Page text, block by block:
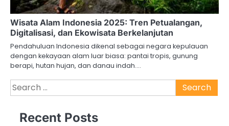
Wisata Alam Indonesia 2025: Tren Petualangan,
Digitalisasi, dan Ekowisata Berkelanjutan
Pendahuluan Indonesia dikenal sebagai negara kepulauan
dengan kekayaan alam luar biasa: pantai tropis, gunung
berapi, hutan hujan, dan danau indah.…
Search
for:
Recent Posts